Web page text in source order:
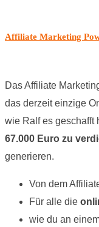
Affiliate Marketing
Das Affiliate
das derzeit einzige
wie Ralf es geschafft
67.000 Euro zu
generieren.
Von dem
Für alle die
wie du an